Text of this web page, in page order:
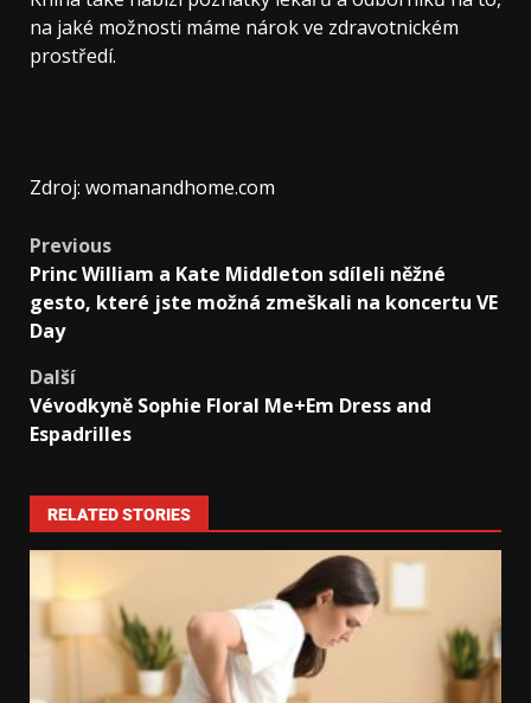
na jaké možnosti máme nárok ve zdravotnickém
prostředí.
Zdroj: womanandhome.com
Previous
Princ William a Kate Middleton sdíleli něžné
gesto, které jste možná zmeškali na koncertu VE
Day
Další
Vévodkyně Sophie Floral Me+Em Dress and
Espadrilles
RELATED STORIES